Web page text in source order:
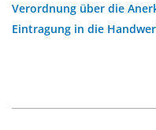
Verordnung über die
Eintragung in die